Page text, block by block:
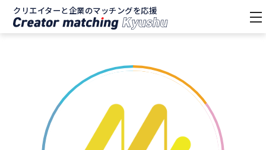
クリエイターと企業のマッチングを応援